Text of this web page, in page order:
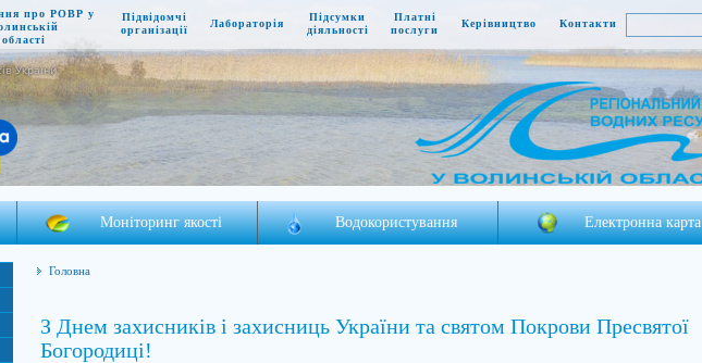
про РОВР у
області
Підвідомчі
організації
Лабораторія
Підсумки
діяльності
Платні
послуги
Керівництво Контакти
України
Моніторинг якості Водокористування Електронна карта
Головна
З Днем захисників і захисниць України та святом Покрови Пресвятої
Богородиці!